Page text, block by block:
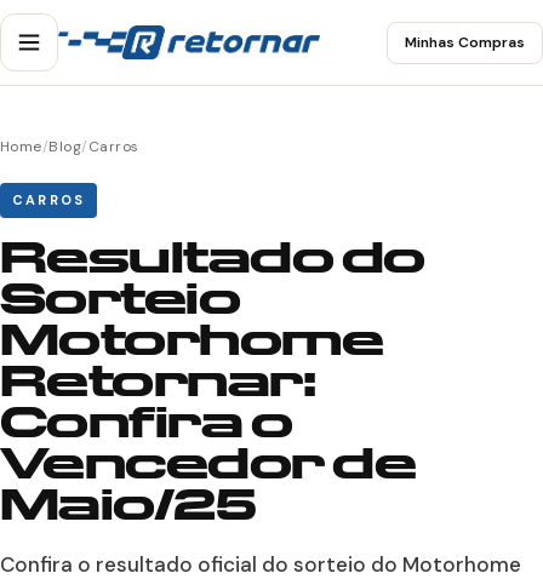
Minhas Compras
Home/Blog/Carros
CARROS
Resultado do
Sorteio
Motorhome
Retornar:
Confira o
Vencedor de
Maio/25
Confira o resultado oficial do sorteio do Motorhome